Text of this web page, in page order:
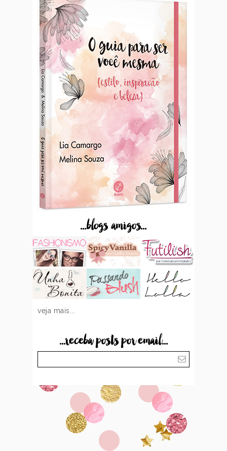
...blogs amigos...
veja mais...
...receba posts por email...